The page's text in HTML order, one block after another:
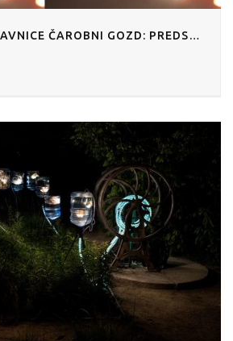
UDELEŽENCI DELAVNICE ČAROBNI GOZD: PREDSTAVITEV DEL Z DELAVNICE